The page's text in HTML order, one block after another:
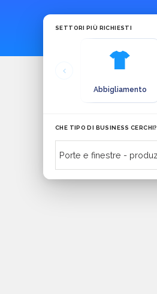
SETTORI PIÙ RICHIESTI
Abbigliamento
CHE TIPO DI BUSINESS CERCHI?